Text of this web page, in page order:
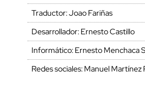
Traductor: Joao Fariñas
Desarrollador: Ernesto Castillo
Informático: Ernesto Menchaca
Redes sociales: Manuel Martínez